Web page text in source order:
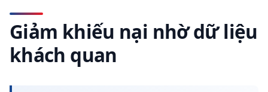
Giảm khiếu nại nhờ dữ liệu
khách quan